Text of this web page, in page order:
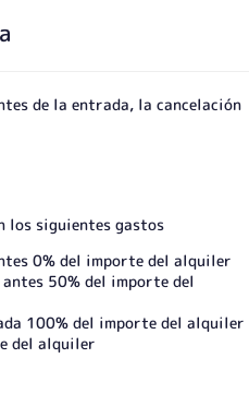
de la entrada, la cancelación
los siguientes gastos
0% del importe del alquiler
antes 50% del importe del
100% del importe del alquiler
del alquiler